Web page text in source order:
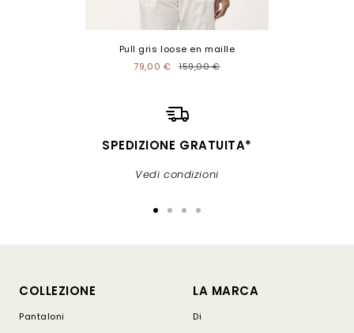
Pull gris loose en maille
79,00 €
159,00 €
SPEDIZIONE GRATUITA*
Vedi condizioni
Vai
slide
Vai
slide
Vai
slide
Vai
slide
COLLEZIONE
Pantaloni
LA MARCA
Di